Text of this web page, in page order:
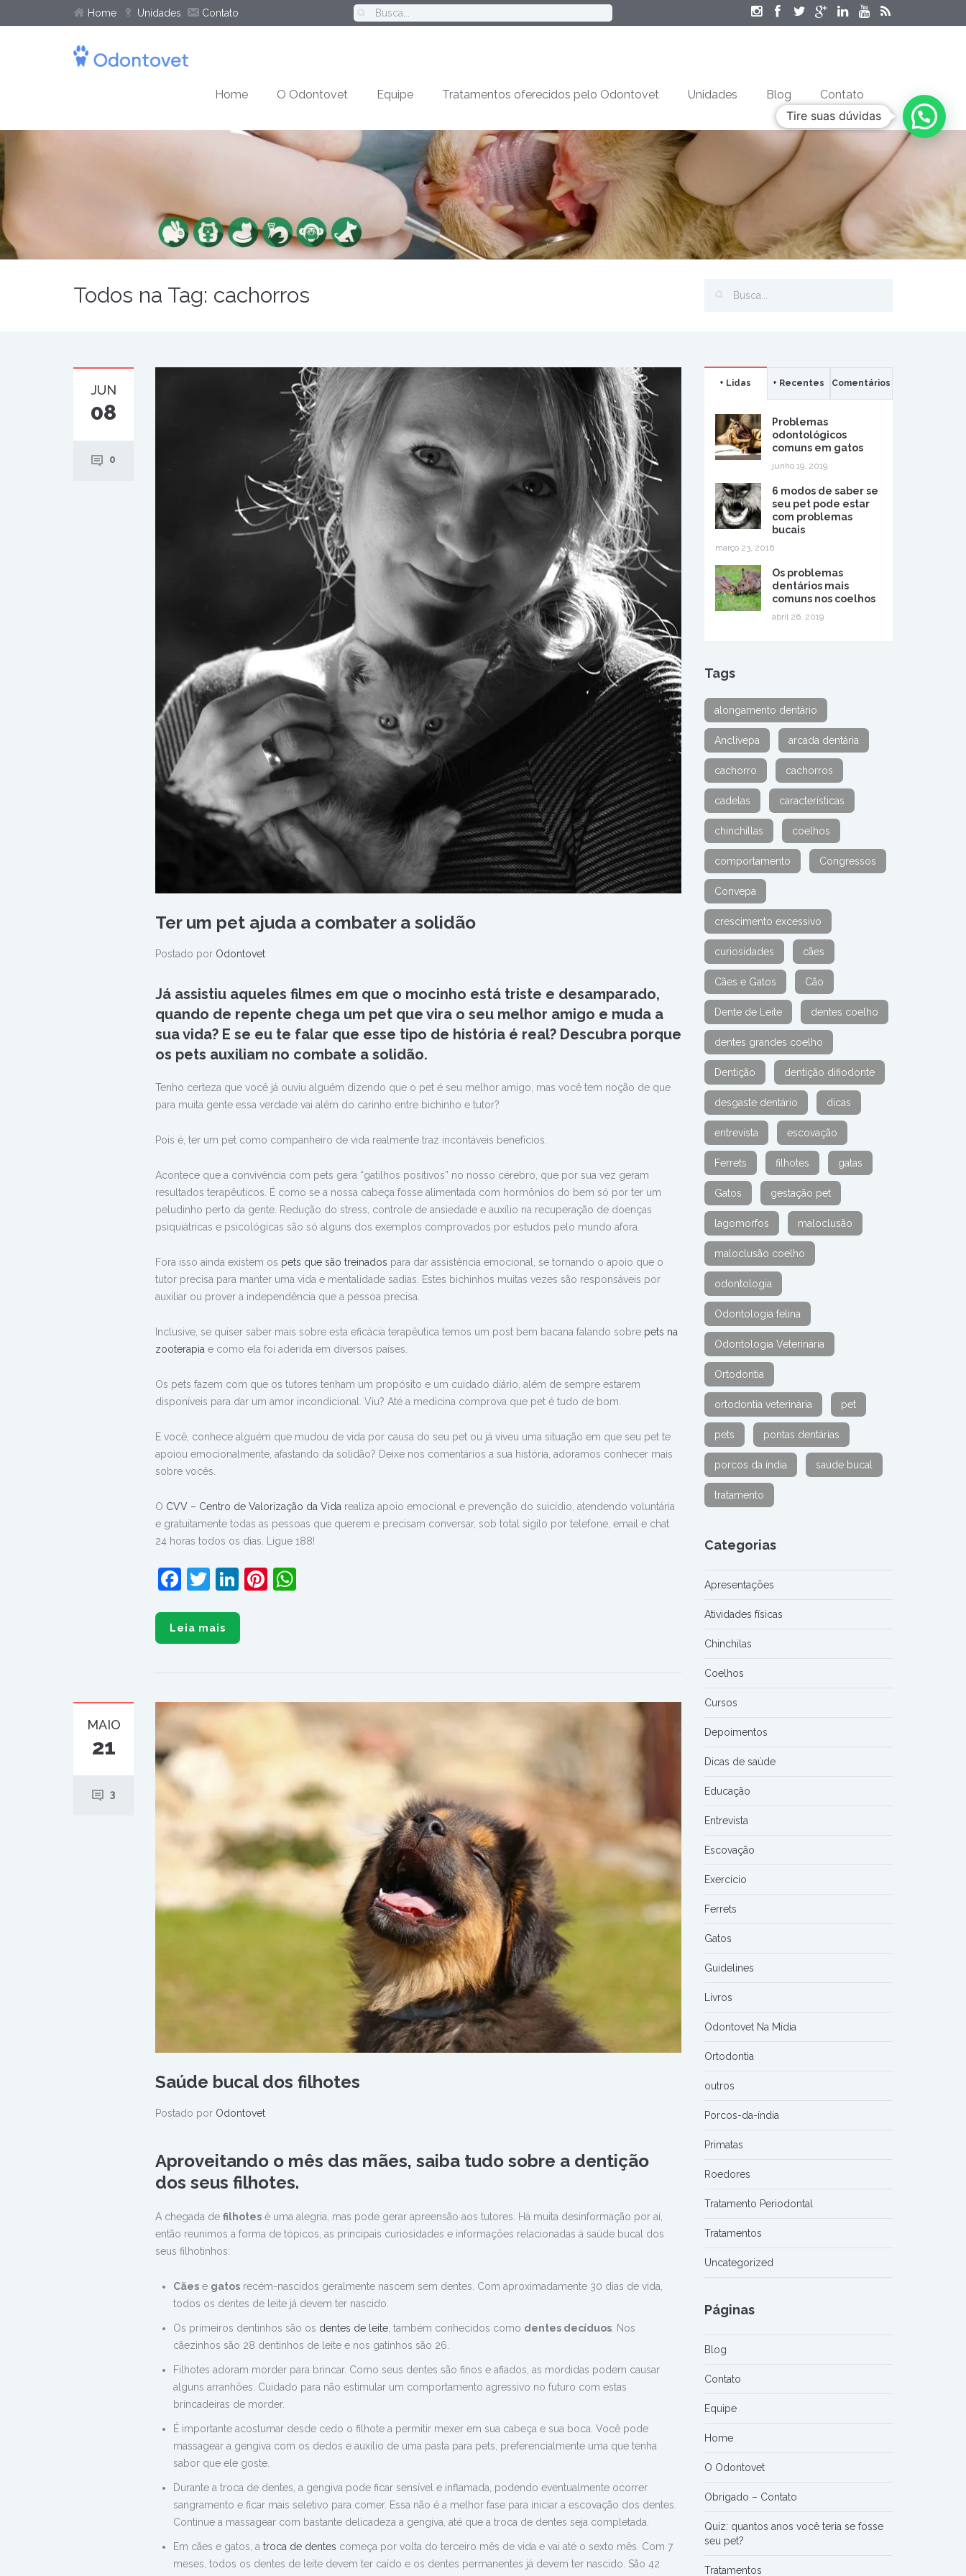
Home Unidades Contato
Home O Odontovet Equipe Tratamentos oferecidos pelo Odontovet Unidades Blog Contato
Todos na Tag: cachorros
JUN
08
0
Ter um pet ajuda a combater a solidão
Postado por Odontovet
Já assistiu aqueles filmes em que o mocinho está triste e desamparado,
quando de repente chega um pet que vira o seu melhor amigo e muda a
sua vida? E se eu te falar que esse tipo de história é real? Descubra porque
os pets auxiliam no combate a solidão.
Tenho certeza que você já ouviu alguém dizendo que o pet é seu melhor amigo, mas você tem noção de que
para muita gente essa verdade vai além do carinho entre bichinho e tutor?
Pois é, ter um pet como companheiro de vida realmente traz incontáveis benefícios.
Acontece que a convivência com pets gera “gatilhos positivos” no nosso cérebro, que por sua vez geram
resultados terapêuticos. É como se a nossa cabeça fosse alimentada com hormônios do bem só por ter um
peludinho perto da gente. Redução do stress, controle de ansiedade e auxílio na recuperação de doenças
psiquiátricas e psicológicas são só alguns dos exemplos comprovados por estudos pelo mundo afora.
Fora isso ainda existem os pets que são treinados para dar assistência emocional, se tornando o apoio que o
tutor precisa para manter uma vida e mentalidade sadias. Estes bichinhos muitas vezes são responsáveis por
auxiliar ou prover a independência que a pessoa precisa.
Inclusive, se quiser saber mais sobre esta eficácia terapêutica temos um post bem bacana falando sobre pets na
zooterapia e como ela foi aderida em diversos países.
Os pets fazem com que os tutores tenham um propósito e um cuidado diário, além de sempre estarem
disponíveis para dar um amor incondicional. Viu? Até a medicina comprova que pet é tudo de bom.
E você, conhece alguém que mudou de vida por causa do seu pet ou já viveu uma situação em que seu pet te
apoiou emocionalmente, afastando da solidão? Deixe nos comentários a sua história, adoramos conhecer mais
sobre vocês.
O CVV – Centro de Valorização da Vida realiza apoio emocional e prevenção do suicídio, atendendo voluntária
e gratuitamente todas as pessoas que querem e precisam conversar, sob total sigilo por telefone, email e chat
24 horas todos os dias. Ligue 188!
Facebook
Twitter
LinkedIn
Pinterest
Leia mais
MAIO
21
3
Saúde bucal dos filhotes
Postado por Odontovet
Aproveitando o mês das mães, saiba tudo sobre a dentição
dos seus filhotes.
A chegada de filhotes é uma alegria, mas pode gerar apreensão aos tutores. Há muita desinformação por aí,
então reunimos a forma de tópicos, as principais curiosidades e informações relacionadas à saúde bucal dos
seus filhotinhos:
Cães e gatos recém-nascidos geralmente nascem sem dentes. Com aproximadamente 30 dias de vida,
todos os dentes de leite já devem ter nascido.
Os primeiros dentinhos são os dentes de leite, também conhecidos como dentes decíduos. Nos
cãezinhos são 28 dentinhos de leite e nos gatinhos são 26.
Filhotes adoram morder para brincar. Como seus dentes são finos e afiados, as mordidas podem causar
alguns arranhões. Cuidado para não estimular um comportamento agressivo no futuro com estas
brincadeiras de morder.
É importante acostumar desde cedo o filhote a permitir mexer em sua cabeça e sua boca. Você pode
massagear a gengiva com os dedos e auxílio de uma pasta para pets, preferencialmente uma que tenha
sabor que ele goste.
Durante a troca de dentes, a gengiva pode ficar sensível e inflamada, podendo eventualmente ocorrer
sangramento e ficar mais seletivo para comer. Essa não é a melhor fase para iniciar a escovação dos dentes.
Continue a massagear com bastante delicadeza a gengiva, até que a troca de dentes seja completada.
Em cães e gatos, a troca de dentes começa por volta do terceiro mês de vida e vai até o sexto mês. Com 7
meses, todos os dentes de leite devem ter caído e os dentes permanentes já devem ter nascido. São 42
+ Lidas + Recentes Comentários
Problemas
odontológicos
comuns em gatos
junho 19, 2019
6 modos de saber se
seu pet pode estar
com problemas
bucais
março 23, 2016
Os problemas
dentários mais
comuns nos coelhos
abril 26, 2019
Tags
alongamento dentário
Anclivepa arcada dentária
cachorro cachorros
cadelas características
chinchillas coelhos
comportamento Congressos
Convepa
crescimento excessivo
curiosidades cães
Cães e Gatos Cão
Dente de Leite dentes coelho
dentes grandes coelho
Dentição dentição difiodonte
desgaste dentário dicas
entrevista escovação
Ferrets filhotes gatas
Gatos gestação pet
lagomorfos maloclusão
maloclusão coelho
odontologia
Odontologia felina
Odontologia Veterinária
Ortodontia
ortodontia veterinária pet
pets pontas dentárias
porcos da índia saúde bucal
tratamento
Categorias
Apresentações
Atividades físicas
Chinchilas
Coelhos
Cursos
Depoimentos
Dicas de saúde
Educação
Entrevista
Escovação
Exercício
Ferrets
Gatos
Guidelines
Livros
Odontovet Na Mídia
Ortodontia
outros
Porcos-da-índia
Primatas
Roedores
Tratamento Periodontal
Tratamentos
Uncategorized
Páginas
Blog
Contato
Equipe
Home
O Odontovet
Obrigado – Contato
Quiz: quantos anos você teria se fosse
seu pet?
Tratamentos
Tire suas dúvidas